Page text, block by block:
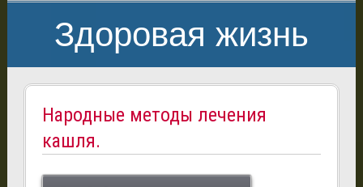
Здоровая жизнь
Народные методы лечения
кашля.